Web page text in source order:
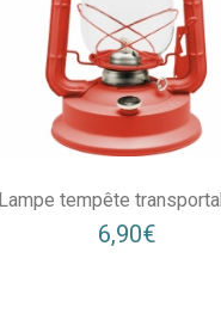
Lampe tempête
6,90€